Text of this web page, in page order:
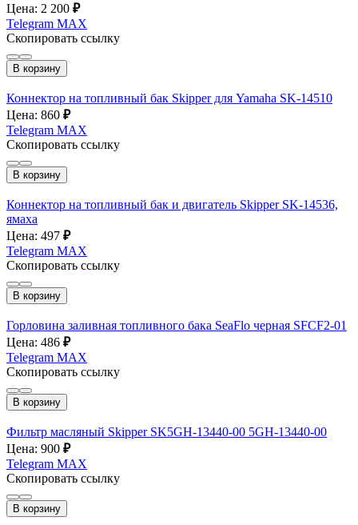
Цена: 2 200 ₽
Telegram MAX
Скопировать ссылку
В корзину
Коннектор на топливный бак Skipper для Yamaha SK-14510
Цена: 860 ₽
Telegram MAX
Скопировать ссылку
В корзину
Коннектор на топливный бак и двигатель Skipper SK-14536,
ямаха
Цена: 497 ₽
Telegram MAX
Скопировать ссылку
В корзину
Горловина заливная топливного бака SeaFlo черная SFCF2-01
Цена: 486 ₽
Telegram MAX
Скопировать ссылку
В корзину
Фильтр масляный Skipper SK5GH-13440-00 5GH-13440-00
Цена: 900 ₽
Telegram MAX
Скопировать ссылку
В корзину